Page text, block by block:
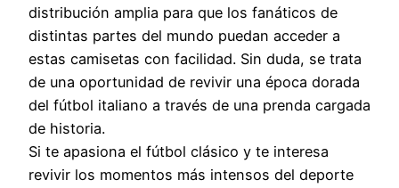
distribución amplia para que los fanáticos de
distintas partes del mundo puedan acceder a
estas camisetas con facilidad. Sin duda, se trata
de una oportunidad de revivir una época dorada
del fútbol italiano a través de una prenda cargada
de historia.
Si te apasiona el fútbol clásico y te interesa
revivir los momentos más intensos del deporte